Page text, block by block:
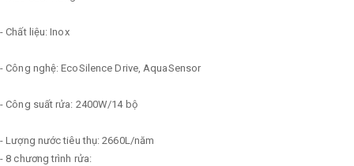
- Chất liệu: Inox
- Công nghệ: EcoSilence Drive, AquaSensor
- Công suất rửa: 2400W/14 bộ
- Lượng nước tiêu thụ: 2660L/năm
- 8 chương trình rửa: